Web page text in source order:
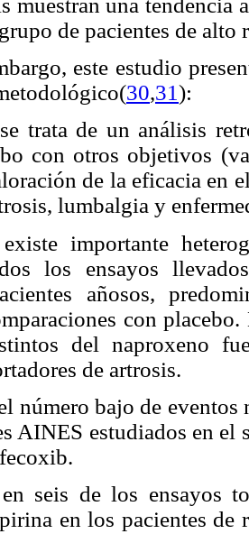
de pacientes de alto
este estudio
30,31):
trata de un análisis
con otros objetivos
de la eficacia en
lumbalgia y
importante
los ensayos
añosos,
con
del naproxeno
de artrosis.
número bajo de eventos
AINES estudiados en el
seis de los ensayos
en los pacientes de